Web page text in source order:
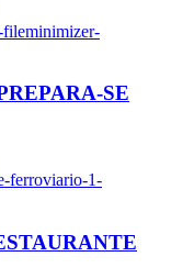
fileminimizer-
SE
ferroviario-1-